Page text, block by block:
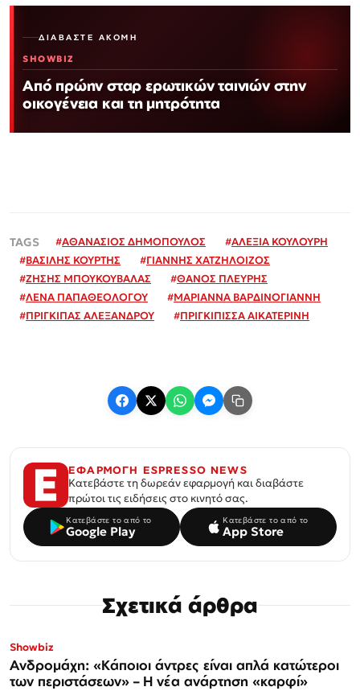
ΔΙΑΒΆΣΤΕ ΑΚΌΜΗ
SHOWBIZ
Από πρώην σταρ ερωτικών ταινιών στην
οικογένεια και τη μητρότητα
#ΑΘΑΝΑΣΙΟΣ ΔΗΜΟΠΟΥΛΟΣ #ΑΛΕΞΙΑ ΚΟΥΛΟΥΡΗ
#ΒΑΣΙΛΗΣ ΚΟΥΡΤΗΣ #ΓΙΑΝΝΗΣ ΧΑΤΖΗΛΟΙΖΟΣ
#ΖΗΣΗΣ ΜΠΟΥΚΟΥΒΑΛΑΣ #ΘΑΝΟΣ ΠΛΕΥΡΗΣ
#ΛΕΝΑ ΠΑΠΑΘΕΟΛΟΓΟΥ #ΜΑΡΙΑΝΝΑ ΒΑΡΔΙΝΟΓΙΑΝΝΗ
#ΠΡΙΓΚΙΠΑΣ ΑΛΕΞΑΝΔΡΟΥ #ΠΡΙΓΚΙΠΙΣΣΑ ΑΙΚΑΤΕΡΙΝΗ
ΕΦΑΡΜΟΓΗ ESPRESSO NEWS
Κατεβάστε τη δωρεάν εφαρμογή και διαβάστε
πρώτοι τις ειδήσεις στο κινητό σας.
Κατεβάστε το από το
Google Play
Κατεβάστε το από το
App Store
Σχετικά άρθρα
Showbiz
Ανδρομάχη: «Κάποιοι άντρες είναι απλά κατώτεροι
των περιστάσεων» – Η νέα ανάρτηση «καρφί»